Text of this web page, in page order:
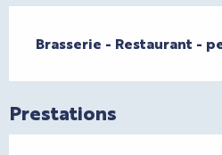
Brasserie - Restaurant -
Prestations